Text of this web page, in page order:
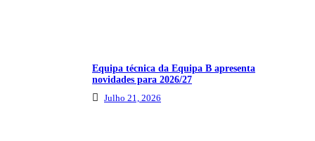
Equipa técnica da Equipa B apresenta
novidades para 2026/27
Julho 21, 2026